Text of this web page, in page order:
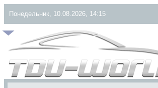
Понедельник, 10.08.2026, 14:15